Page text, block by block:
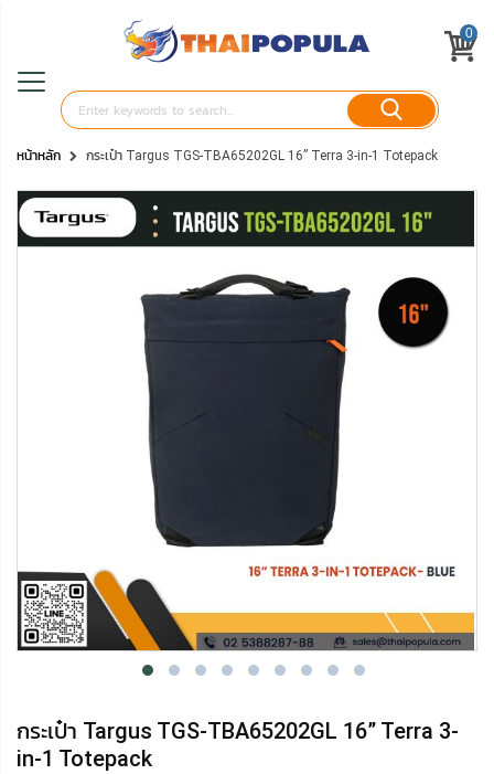
0
หน้าหลัก กระเป๋า Targus TGS-TBA65202GL 16” Terra 3-in-1 Totepack
กระเป๋า Targus TGS-TBA65202GL 16” Terra 3-
in-1 Totepack